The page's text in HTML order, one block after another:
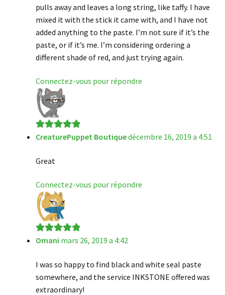
pulls away and leaves a long string, like taffy. I have
mixed it with the stick it came with, and I have not
added anything to the paste. I’m not sure if it’s the
paste, or if it’s me. I’m considering ordering a
different shade of red, and just trying again.
Connectez-vous pour répondre
Note5sur 5
CreaturePuppet Boutiquedécembre 16, 2019 a 4:51
Great
Connectez-vous pour répondre
Note5sur 5
Omani mars 26, 2019 a 4:42
I was so happy to find black and white seal paste
somewhere, and the service INKSTONE offered was
extraordinary!